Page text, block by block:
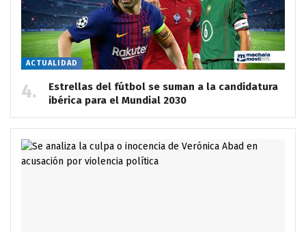
ACTUALIDAD
Estrellas del fútbol se suman a la candidatura
ibérica para el Mundial 2030